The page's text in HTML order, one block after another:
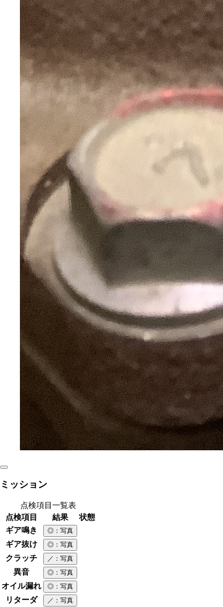
ミッション
点検項目一覧表
点検項目
結果
状態
ギア鳴き
◎ ：写真
ギア抜け ◎ ：写真
クラッチ ／ ：写真
異音 ◎ ：写真
オイル漏れ ◎ ：写真
リターダ ／ ：写真